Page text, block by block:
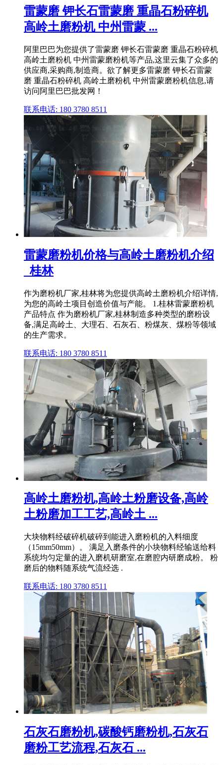
雷蒙磨 钾长石雷蒙磨 重晶石粉碎机
高岭土磨粉机 中州雷蒙 ...
阿里巴巴为您提供了雷蒙磨 钾长石雷蒙磨 重晶石粉碎机
高岭土磨粉机 中州雷蒙磨粉机等产品,这里云集了众多的
供应商,采购商,制造商。欲了解更多雷蒙磨 钾长石雷蒙
磨 重晶石粉碎机 高岭土磨粉机 中州雷蒙磨粉机信息,请
访问阿里巴巴批发网！
联系电话: 180 3780 8511
雷蒙磨粉机价格与高岭土磨粉机介绍
_桂林
作为磨粉机厂家,桂林将为您提供高岭土磨粉机介绍详情,
为您的高岭土项目创造价值与产能。 1.桂林雷蒙磨粉机
产品特点 作为磨粉机厂家,桂林制造多种类型的磨粉设
备,满足高岭土、大理石、石灰石、粉煤灰、煤粉等领域
的生产需求。
联系电话: 180 3780 8511
高岭土磨粉机,高岭土粉磨设备,高岭
土粉磨加工工艺,高岭土 ...
大块物料经破碎机破碎到能进入磨粉机的入料细度
（15mm50mm）。 满足入磨条件的小块物料经输送给料
系统均匀定量的进入磨机研磨室,在磨腔内研磨成粉。 粉
磨后的物料随系统气流经选 .
联系电话: 180 3780 8511
石灰石磨粉机,碳酸钙磨粉机,石灰石
磨粉工艺流程,石灰石 ...